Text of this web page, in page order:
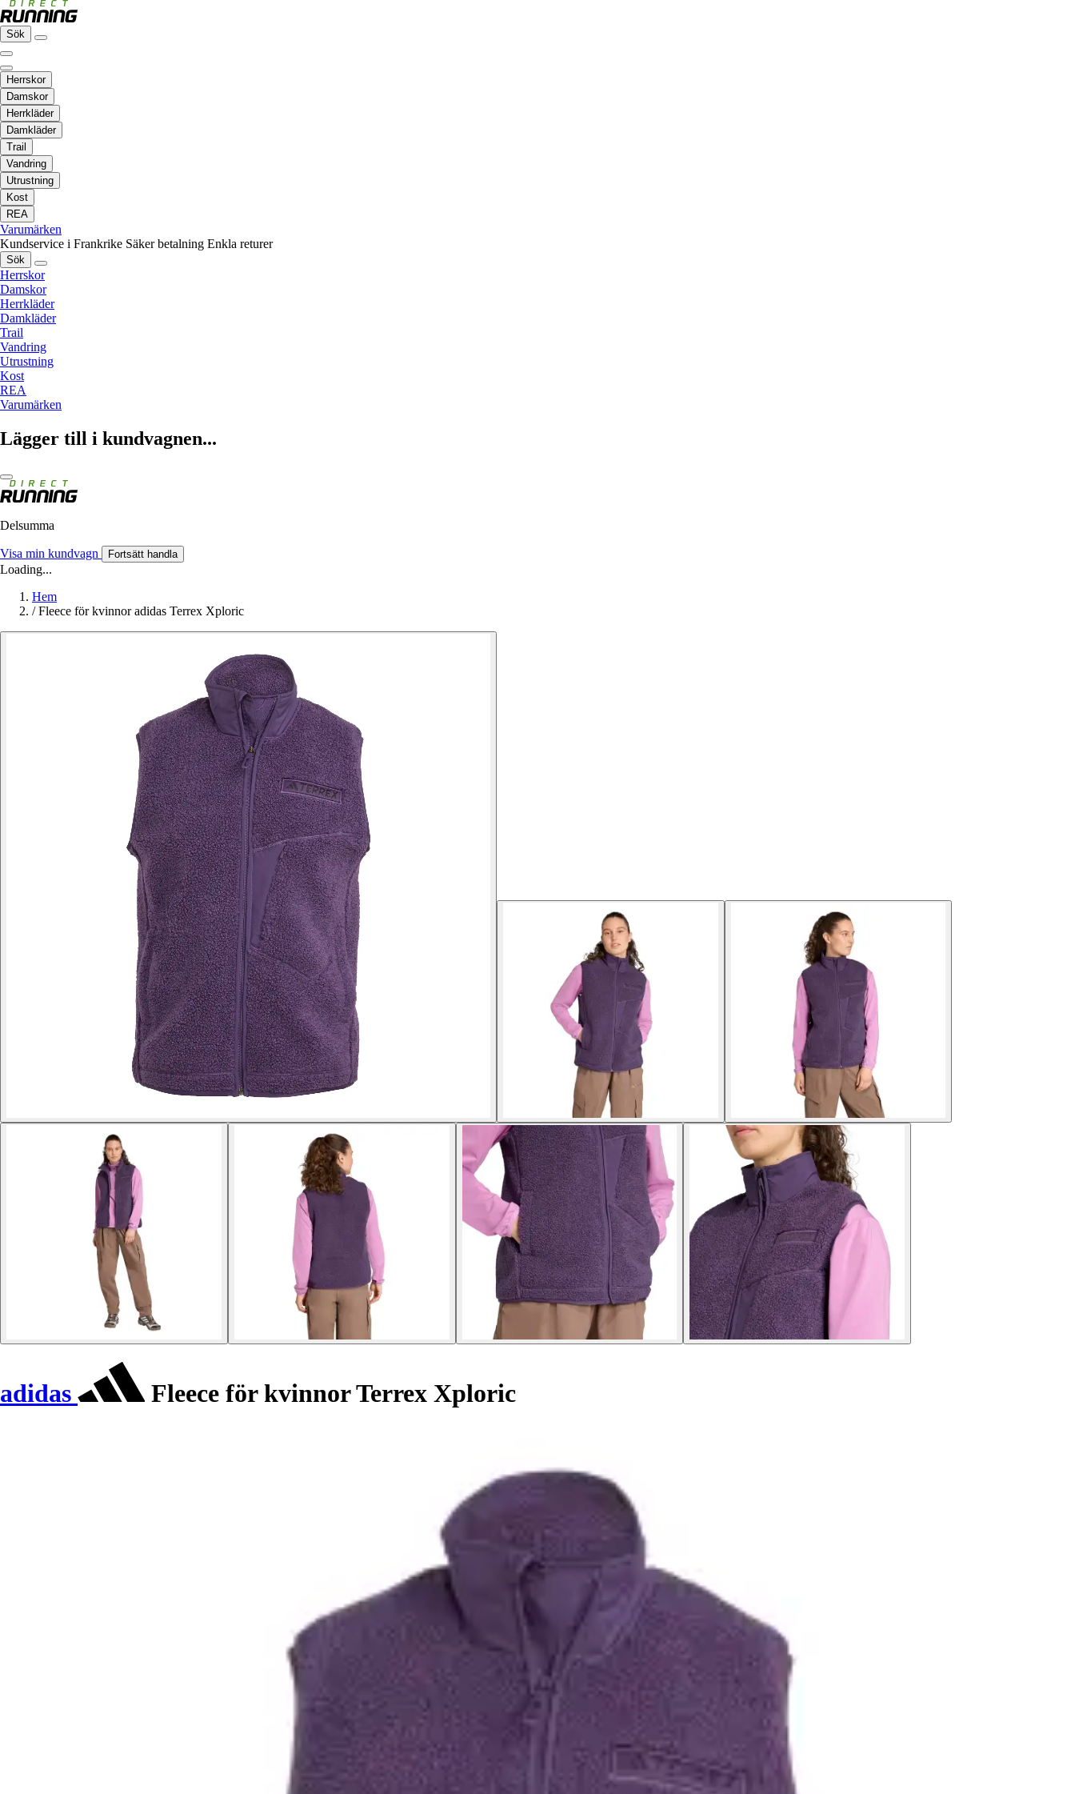
Sök
Herrskor
Damskor
Herrkläder
Damkläder
Trail
Vandring
Utrustning
Kost
REA
Varumärken
Kundservice i Frankrike Säker betalning Enkla returer
Sök
Herrskor
Damskor
Herrkläder
Damkläder
Trail
Vandring
Utrustning
Kost
REA
Varumärken
Lägger till i kundvagnen...
Delsumma
Visa min kundvagn Fortsätt handla
Loading...
Hem
/ Fleece för kvinnor adidas Terrex Xploric
adidas Fleece för kvinnor Terrex Xploric